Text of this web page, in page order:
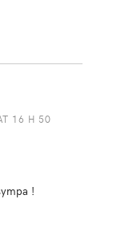
16 H 50
!